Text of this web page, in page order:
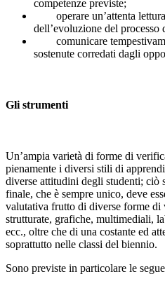
competenze previste;
operare un’attenta
dell’evoluzione del processo
comunicare
sostenute corredati dagli
Gli strumenti
Un’ampia varietà di forme di
pienamente i diversi stili di
diverse attitudini degli studenti; ciò
finale, che è sempre unico, deve
valutativa frutto di diverse forme di
strutturate, grafiche, multimediali,
ecc., oltre che di una costante ed
soprattutto nelle classi del biennio.
Sono previste in particolare le